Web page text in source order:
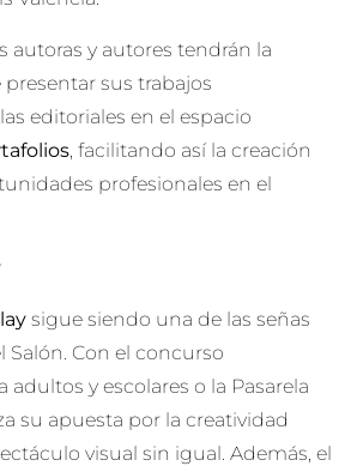
autoras y autores tendrán la
sus trabajos
editoriales en el espacio
, facilitando así la creación
profesionales en el
sigue siendo una de las señas
Con el concurso
adultos y escolares o la Pasarela
su apuesta por la creatividad
visual sin igual. Además, el